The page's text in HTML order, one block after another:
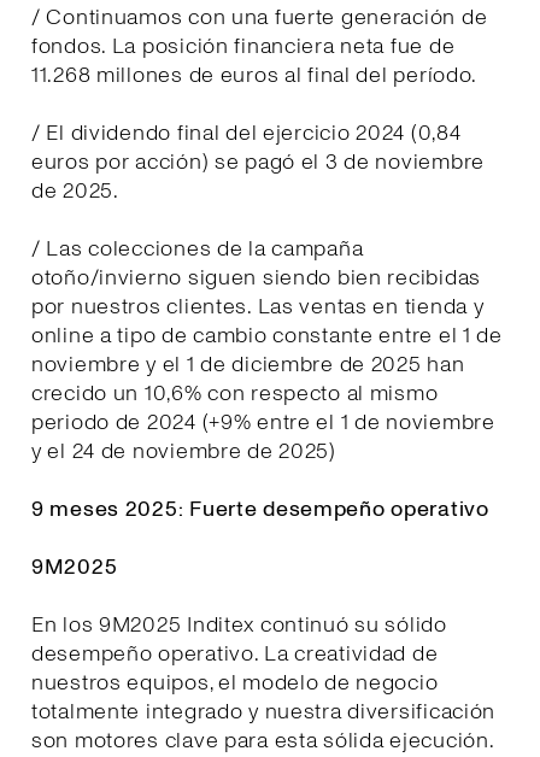
/ Continuamos con una fuerte generación de
fondos. La posición financiera neta fue de
11.268 millones de euros al final del período.
/ El dividendo final del ejercicio 2024 (0,84
euros por acción) se pagó el 3 de noviembre
de 2025.
/ Las colecciones de la campaña
otoño/invierno siguen siendo bien recibidas
por nuestros clientes. Las ventas en tienda y
online a tipo de cambio constante entre el 1 de
noviembre y el 1 de diciembre de 2025 han
crecido un 10,6% con respecto al mismo
periodo de 2024 (+9% entre el 1 de noviembre
y el 24 de noviembre de 2025)
9 meses 2025: Fuerte desempeño operativo
9M2025
En los 9M2025 Inditex continuó su sólido
desempeño operativo. La creatividad de
nuestros equipos, el modelo de negocio
totalmente integrado y nuestra diversificación
son motores clave para esta sólida ejecución.